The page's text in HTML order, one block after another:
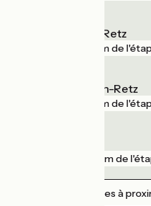
Bourgneuf-en-Retz
7 km de
Les Moutiers-en-Retz
9 km de
10 km de
Afficher les gares à